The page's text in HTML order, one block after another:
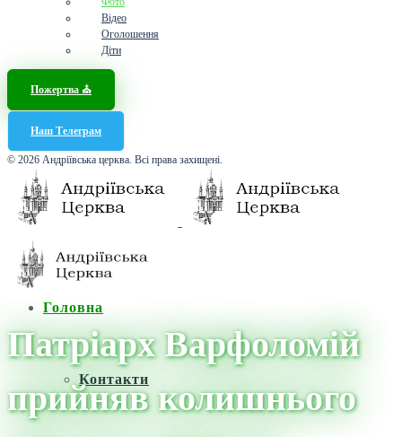
Відео
Оголошення
Діти
Пожертва ⛪️
Наш Телеграм
© 2026 Андріївська церква. Всі права захищені.
Головна
Контакти
Патріарх Варфоломій
прийняв колишнього